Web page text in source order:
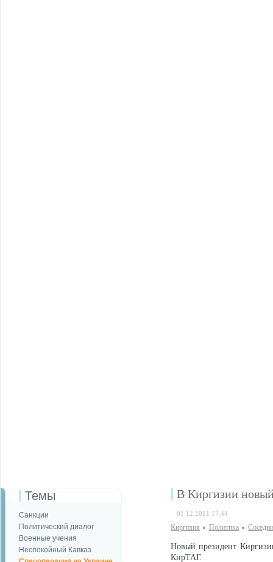
Темы
Санкции
Политический диалог
Военные учения
Неспокойный Кавказ
В Киргизии
01.12.2011 17:44
Киргизия Политика
Новый президент
КирТАГ.